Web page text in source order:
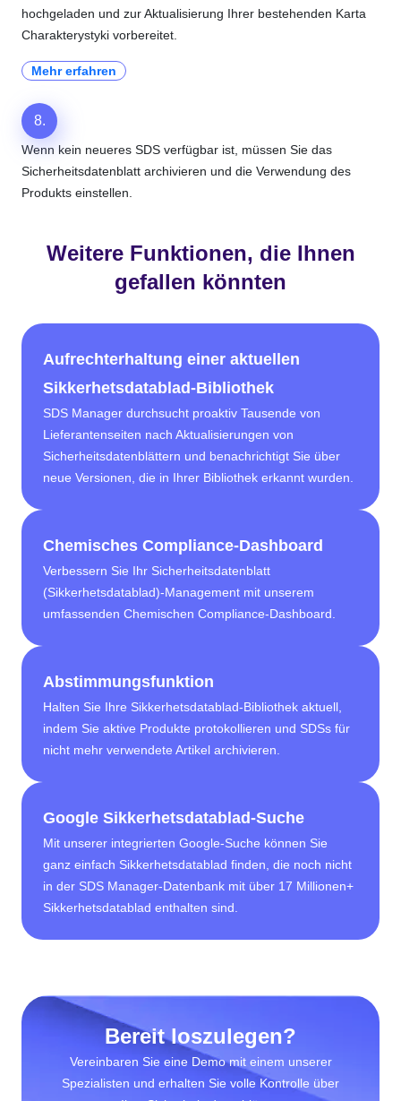
hochgeladen und zur Aktualisierung Ihrer bestehenden Karta
Charakterystyki vorbereitet.
Mehr erfahren
8.
Wenn kein neueres SDS verfügbar ist, müssen Sie das
Sicherheitsdatenblatt archivieren und die Verwendung des
Produkts einstellen.
Weitere Funktionen, die Ihnen
gefallen könnten
Aufrechterhaltung einer aktuellen
Sikkerhetsdatablad-Bibliothek
SDS Manager durchsucht proaktiv Tausende von
Lieferantenseiten nach Aktualisierungen von
Sicherheitsdatenblättern und benachrichtigt Sie über
neue Versionen, die in Ihrer Bibliothek erkannt wurden.
Chemisches Compliance-Dashboard
Verbessern Sie Ihr Sicherheitsdatenblatt
(Sikkerhetsdatablad)-Management mit unserem
umfassenden Chemischen Compliance-Dashboard.
Abstimmungsfunktion
Halten Sie Ihre Sikkerhetsdatablad-Bibliothek aktuell,
indem Sie aktive Produkte protokollieren und SDSs für
nicht mehr verwendete Artikel archivieren.
Google Sikkerhetsdatablad-Suche
Mit unserer integrierten Google-Suche können Sie
ganz einfach Sikkerhetsdatablad finden, die noch nicht
in der SDS Manager-Datenbank mit über 17 Millionen+
Sikkerhetsdatablad enthalten sind.
Bereit loszulegen?
Vereinbaren Sie eine Demo mit einem unserer
Spezialisten und erhalten Sie volle Kontrolle über